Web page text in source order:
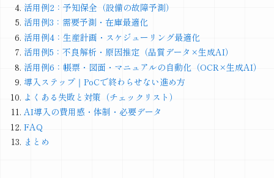
活用例2：予知保全（設備の故障予測）
活用例3：需要予測・在庫最適化
活用例4：生産計画・スケジューリング最適化
活用例5：不良解析・原因推定（品質データ×生成AI）
活用例6：帳票・図面・マニュアルの自動化（OCR×生成AI）
導入ステップ｜PoCで終わらせない進め方
よくある失敗と対策（チェックリスト）
AI導入の費用感・体制・必要データ
FAQ
まとめ